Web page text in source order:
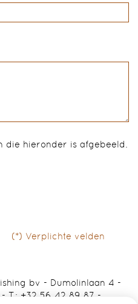
die hieronder is afgebeeld.
(*) Verplichte velden
bv - Dumolinlaan 4 -
- T.: +32 56 42 89 87 -